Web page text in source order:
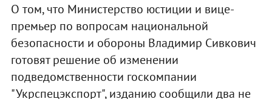
О том, что Министерство юстиции и вице-
премьер по вопросам национальной
безопасности и обороны Владимир Сивкович
готовят решение об изменении
подведомственности госкомпании
"Укрспецэкспорт", изданию сообщили два не